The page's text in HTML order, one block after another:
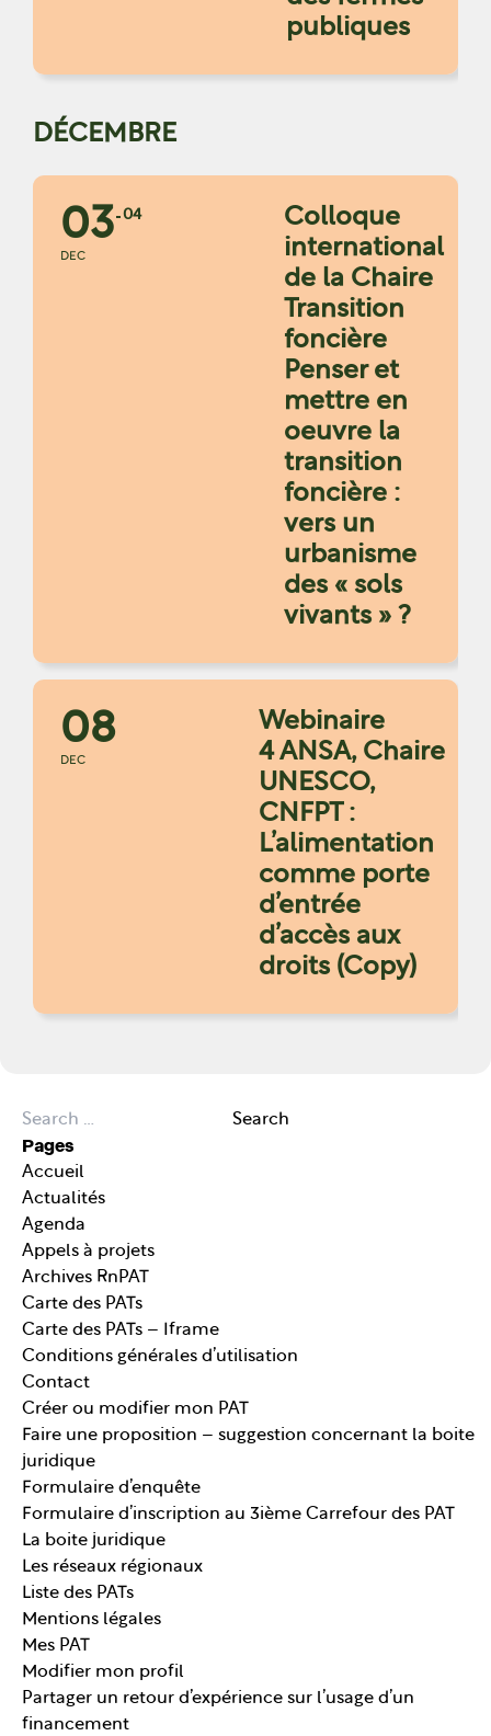
publiques
DÉCEMBRE
03
DEC
04
Colloque
international
de la Chaire
Transition
foncière
Penser et
mettre en
oeuvre la
transition
foncière :
vers un
urbanisme
des « sols
vivants » ?
08
DEC
Webinaire
4 ANSA, Chaire
UNESCO,
CNFPT :
L’alimentation
comme porte
d’entrée
d’accès aux
droits (Copy)
Search for: Search
Pages
Accueil
Actualités
Agenda
Appels à projets
Archives RnPAT
Carte des PATs
Carte des PATs – Iframe
Conditions générales d’utilisation
Contact
Créer ou modifier mon PAT
Faire une proposition – suggestion concernant la boite
juridique
Formulaire d’enquête
Formulaire d’inscription au 3ième Carrefour des PAT
La boite juridique
Les réseaux régionaux
Liste des PATs
Mentions légales
Mes PAT
Modifier mon profil
Partager un retour d’expérience sur l’usage d’un
financement